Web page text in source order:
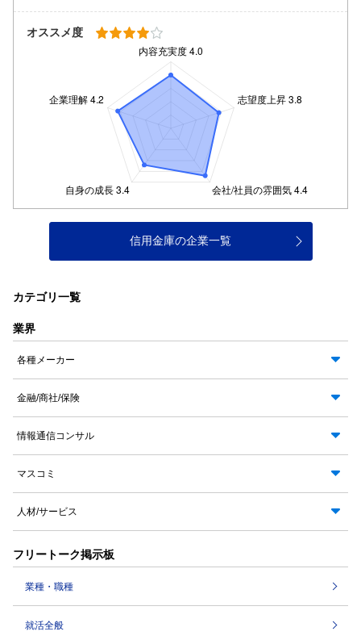
オススメ度
信用金庫の企業一覧
カテゴリ一覧
業界
各種メーカー
金融/商社/保険
情報通信コンサル
マスコミ
人材/サービス
フリートーク掲示板
業種・職種
就活全般